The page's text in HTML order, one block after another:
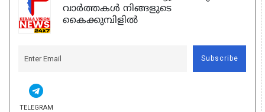
വാർത്തകൾ നിങ്ങളുടെ
കൈക്കുമ്പിളിൽ
Subscribe
TELEGRAM